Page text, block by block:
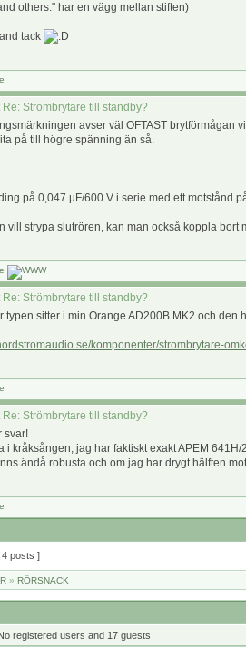
others." har en vägg mellan stiften)
tack
Re: Strömbrytare till standby?
avser väl OFTAST brytförmågan
på till högre spänning än så.
på 0,047 µF/600 V i serie med ett motstånd
vill strypa slutrören, kan man också koppla
Re: Strömbrytare till standby?
typen sitter i min Orange AD200B MK2 och
komponenter/strombrytare-
Re: Strömbrytare till standby?
svar!
i kråksången, jag har faktiskt exakt APEM
ändå robusta och om jag har drygt hälften
4 posts ]
» RÖRSNACK
registered users and 17 guests